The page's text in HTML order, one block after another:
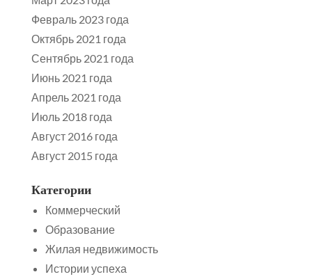
Февраль 2023 года
Октябрь 2021 года
Сентябрь 2021 года
Июнь 2021 года
Апрель 2021 года
Июль 2018 года
Август 2016 года
Август 2015 года
Категории
Коммерческий
Образование
Жилая недвижимость
Истории успеха